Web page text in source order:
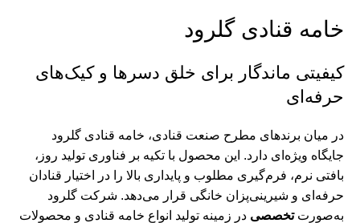
خامه قنادی گلرود
کیفیتی ماندگار برای خلق دسرها و کیک‌های
حرفه‌ای
در میان برندهای مطرح صنعت قنادی، خامه قنادی گلرود
جایگاه ویژه‌ای دارد. این محصول با تکیه بر فناوری تولید روز،
بافتی نرم، فرم‌گیری مطلوب و پایداری بالا را در اختیار قنادان
حرفه‌ای و شیرینی‌پزان خانگی قرار می‌دهد. شرکت گلرود
به‌صورتتخصصی در زمینه تولید انواع خامه قنادی و محصولات